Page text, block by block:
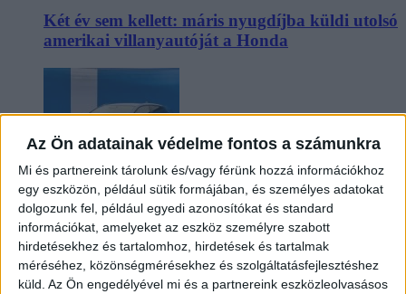
Az Ön adatainak védelme fontos a számunkra
Mi és partnereink tárolunk és/vagy férünk hozzá információkhoz
egy eszközön, például sütik formájában, és személyes adatokat
dolgozunk fel, például egyedi azonosítókat és standard
információkat, amelyeket az eszköz személyre szabott
hirdetésekhez és tartalomhoz, hirdetések és tartalmak
méréséhez, közönségmérésekhez és szolgáltatásfejlesztéshez
küld. Az Ön engedélyével mi és a partnereink eszközleolvasásos
Két év sem kellett: máris nyugdíjba küldi utolsó
amerikai villanyautóját a Honda
Kilencmillió alatt indul a legolcsóbb elektromos
Volkswagen